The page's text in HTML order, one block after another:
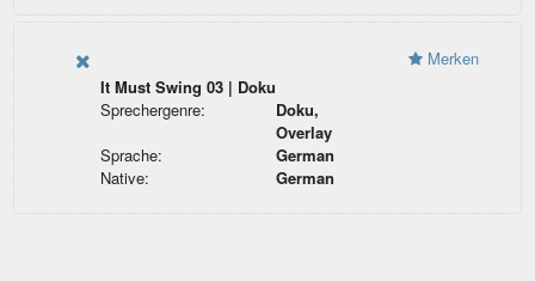
It Must Swing 03 | Doku
Sprechergenre:
Doku,
Overlay
Sprache:
German
Native:
German
Merken